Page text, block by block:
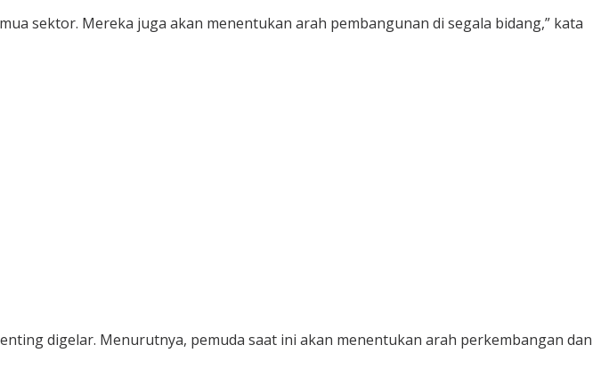
sektor. Mereka juga akan menentukan arah pembangunan di segala bidang,” kata
digelar. Menurutnya, pemuda saat ini akan menentukan arah perkembangan dan